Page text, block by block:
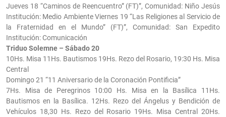
Jueves 18 “Caminos de Reencuentro” (FT)”, Comunidad: Niño Jesús
Institución: Medio Ambiente Viernes 19 “Las Religiones al Servicio de
la Fraternidad en el Mundo” (FT)”, Comunidad: San Expedito
Institución: Comunicación
Triduo Solemne – Sábado 20
10Hs. Misa 11Hs. Bautismos 19Hs. Rezo del Rosario, 19:30 Hs. Misa
Central
Domingo 21 “11 Aniversario de la Coronación Pontificia”
7Hs. Misa de Peregrinos 10:00 Hs. Misa en la Basílica 11Hs.
Bautismos en la Basílica. 12Hs. Rezo del Ángelus y Bendición de
Vehículos 18,30 Hs. Rezo del Rosario 19Hs. Misa Central 20Hs.